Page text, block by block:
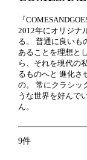
『
2012年にオリジナ
る。 普通に良いも
あることを理想と
ら、それを現代の
るものへと 進化さ
の。 常にクラシッ
うな世界を好んで
ん。
9件